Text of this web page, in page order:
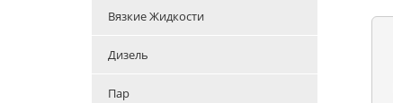
Вязкие Жидкости
Дизель
Пар